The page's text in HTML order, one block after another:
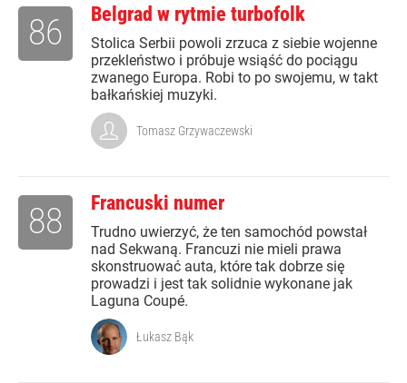
Belgrad w rytmie turbofolk
Stolica Serbii powoli zrzuca z siebie wojenne
przekleństwo i próbuje wsiąść do pociągu
zwanego Europa. Robi to po swojemu, w takt
bałkańskiej muzyki.
86
Tomasz Grzywaczewski
Francuski numer
Trudno uwierzyć, że ten samochód powstał
nad Sekwaną. Francuzi nie mieli prawa
skonstruować auta, które tak dobrze się
prowadzi i jest tak solidnie wykonane jak
Laguna Coupé.
88
Łukasz Bąk